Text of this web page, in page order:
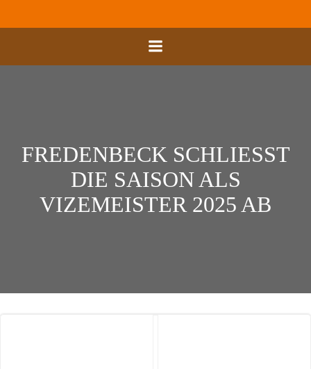
springen
FREDENBECK SCHLIESST D
IE SAISON ALS V
IZEMEISTER 2025 AB